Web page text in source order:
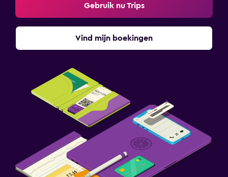
Gebruik nu Trips
Vind mijn boekingen